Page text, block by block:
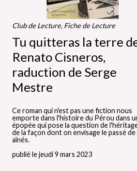
Club de Lecture, Fiche de Lecture
Tu quitteras la terre
Renato Cisneros,
raduction de Serge
Mestre
Ce roman qui n'est pas une fiction nous
emporte dans l'histoire du Pérou dans
épopée qui pose la question de
de la façon dont on envisage le passé de
aînés.
publié le jeudi 9 mars 2023